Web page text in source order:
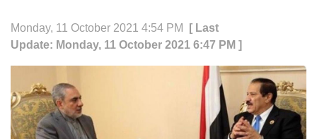
Monday, 11 October 2021 4:54 PM
[ Last
Update: Monday, 11 October 2021 6:47 PM ]